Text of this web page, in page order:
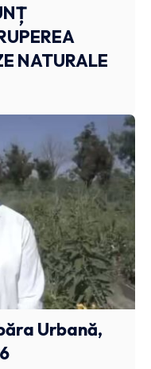
NATURALE
Urbană,